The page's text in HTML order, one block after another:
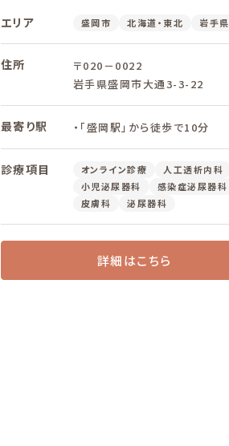
エリア 盛岡市 北海道・東北 岩手県
住所
〒020－0022
岩手県盛岡市大通3-3-22
最寄り駅 ・「盛岡駅」から徒歩で10分
診療項目 オンライン診療
人工透析内科
小児泌尿器科
感染症泌尿器科
皮膚科
泌尿器科
詳細はこちら